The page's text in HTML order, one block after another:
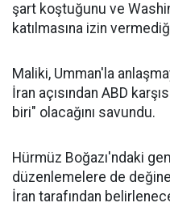
şart koştuğunu ve
katılmasına izin
Maliki, Umman'la
İran açısından ABD
biri" olacağını savundu.
Hürmüz Boğazı'ndaki
düzenlemelere de
İran tarafından